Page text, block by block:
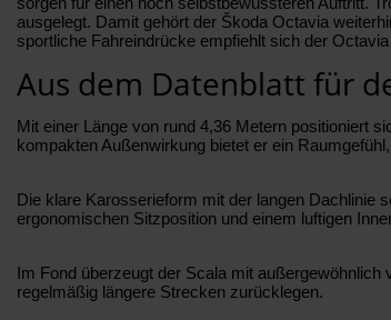
ausgelegt. Damit gehört der Škoda Octavia
sportliche Fahreindrücke empfiehlt sich der
Aus dem Datenblatt für
Mit einer Länge von rund 4,36 Metern positioniert
kompakten Außenwirkung bietet er ein
Die klare Karosserieform mit der langen Dachlinie
ergonomischen Sitzposition und einem luftigen
Im Fond überzeugt der Scala mit
regelmäßig längere Strecken zurücklegen.